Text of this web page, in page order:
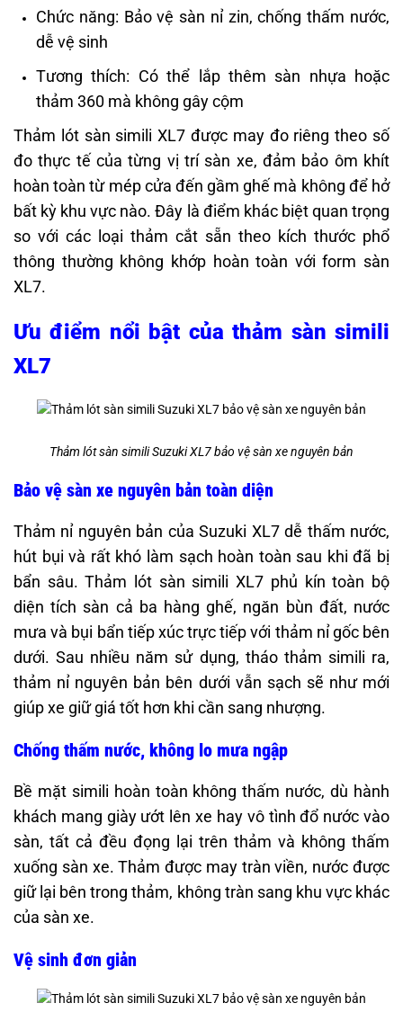
Chức năng: Bảo vệ sàn nỉ zin, chống thấm nước,
dễ vệ sinh
Tương thích: Có thể lắp thêm sàn nhựa hoặc
thảm 360 mà không gây cộm
Thảm lót sàn simili XL7 được may đo riêng theo số
đo thực tế của từng vị trí sàn xe, đảm bảo ôm khít
hoàn toàn từ mép cửa đến gầm ghế mà không để hở
bất kỳ khu vực nào. Đây là điểm khác biệt quan trọng
so với các loại thảm cắt sẵn theo kích thước phổ
thông thường không khớp hoàn toàn với form sàn
XL7.
Ưu điểm nổi bật của thảm sàn simili
XL7
Thảm lót sàn simili Suzuki XL7 bảo vệ sàn xe nguyên bản
Bảo vệ sàn xe nguyên bản toàn diện
Thảm nỉ nguyên bản của Suzuki XL7 dễ thấm nước,
hút bụi và rất khó làm sạch hoàn toàn sau khi đã bị
bẩn sâu. Thảm lót sàn simili XL7 phủ kín toàn bộ
diện tích sàn cả ba hàng ghế, ngăn bùn đất, nước
mưa và bụi bẩn tiếp xúc trực tiếp với thảm nỉ gốc bên
dưới. Sau nhiều năm sử dụng, tháo thảm simili ra,
thảm nỉ nguyên bản bên dưới vẫn sạch sẽ như mới
giúp xe giữ giá tốt hơn khi cần sang nhượng.
Chống thấm nước, không lo mưa ngập
Bề mặt simili hoàn toàn không thấm nước, dù hành
khách mang giày ướt lên xe hay vô tình đổ nước vào
sàn, tất cả đều đọng lại trên thảm và không thấm
xuống sàn xe. Thảm được may tràn viền, nước được
giữ lại bên trong thảm, không tràn sang khu vực khác
của sàn xe.
Vệ sinh đơn giản